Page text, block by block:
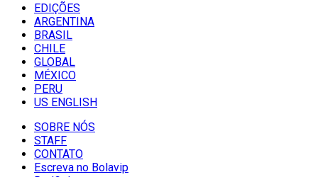
EDIÇÕES
ARGENTINA
BRASIL
CHILE
GLOBAL
MÉXICO
PERU
US ENGLISH
SOBRE NÓS
STAFF
CONTATO
Escreva no Bolavip